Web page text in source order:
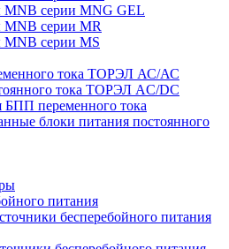
MNB серии MNG GEL
MNB серии MR
MNB серии MS
тока ТОРЭЛ АС/АС
тока ТОРЭЛ AC/DC
БПП переменного тока
блоки питания постоянного
питания
бесперебойного питания